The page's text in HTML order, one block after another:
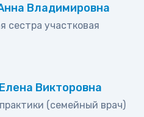
Владимировна
сестра участковая
Викторовна
(семейный врач)